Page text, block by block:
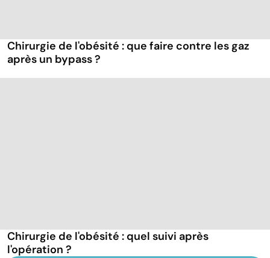
Chirurgie de l'obésité : que faire contre les gaz
après un bypass ?
Chirurgie de l'obésité : quel suivi après
l'opération ?